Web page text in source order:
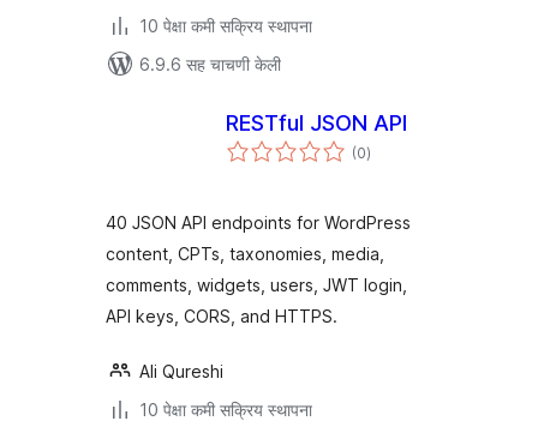
10 पेक्षा कमी सक्रिय स्थापना
6.9.6 सह चाचणी केली
RESTful JSON API
(0एकूण
मूल्यांकन
)
40 JSON API endpoints for WordPress
content, CPTs, taxonomies, media,
comments, widgets, users, JWT login,
API keys, CORS, and HTTPS.
Ali Qureshi
10 पेक्षा कमी सक्रिय स्थापना